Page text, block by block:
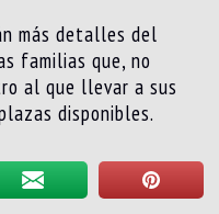
más detalles del
familias que, no
al que llevar a sus
disponibles.